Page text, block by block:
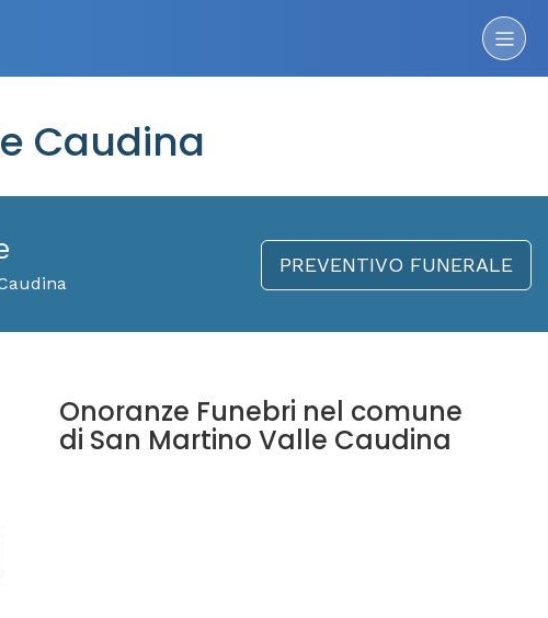
Caudina
PREVENTIVO FUNERALE
Onoranze Funebri nel comune
di San Martino Valle Caudina